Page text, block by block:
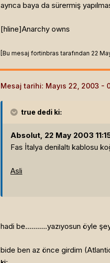
ayrıca baya da sürermiş
[hline]Anarchy owns
[Bu mesaj fortinbras tarafından 22
Mesaj tarihi: Mayıs 22, 2003
true dedi ki:
Absolut, 22 May 2003
Fas İtalya denilaltı kablosu
Asli
hadi be...........yazıyosun öyle
bide ben az önce girdim